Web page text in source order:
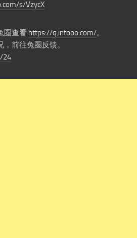
s/VzycX
圈查看 https://q.intooo.com/。
前往兔圈反馈。
24